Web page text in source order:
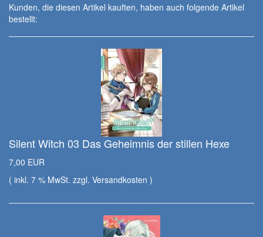
Kunden, die diesen Artikel kauften, haben auch folgende Artikel
bestellt:
Silent Witch 03 Das Geheimnis der stillen Hexe
7,00 EUR
( inkl. 7 % MwSt. zzgl. Versandkosten )